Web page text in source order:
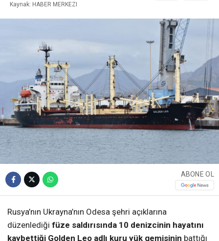
Kaynak: HABER MERKEZI
ABONE OL
Rusya’nın Ukrayna’nın Odesa şehri açıklarına
düzenlediği füze saldırısında 10 denizcinin hayatını
kaybettiği Golden Leo adlı kuru yük gemisinin battığı